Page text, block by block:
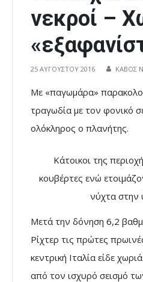
νεκροί –
25 ΑΥΓΟΎΣΤΟΥ 2016 ΚΑΒΟΣ
Με «παγωμάρα»
τραγωδία με τον φονικό
ολόκληρος ο πλανήτης.
Κάτοικοι της
κουβέρτες ενώ
νύχτα στην
Μετά την δόνηση 6,2
Ρίχτερ τις πρώτες
κεντρική Ιταλία είδε
από τον ισχυρό σεισμό